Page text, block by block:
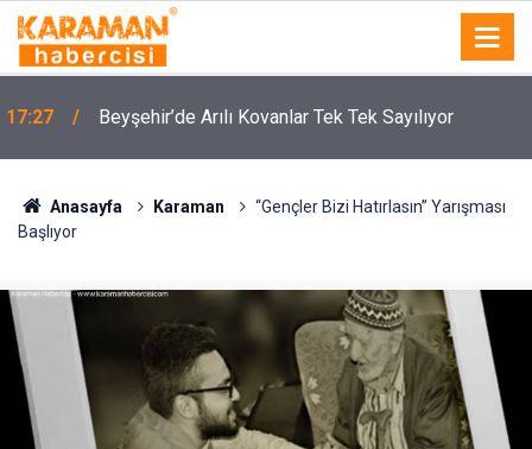
17:27 Beyşehir’de Arılı Kovanlar Tek Tek Sayılıyor
Anasayfa Karaman
“Gençler Bizi Hatırlasın” Yarışması
Başlıyor